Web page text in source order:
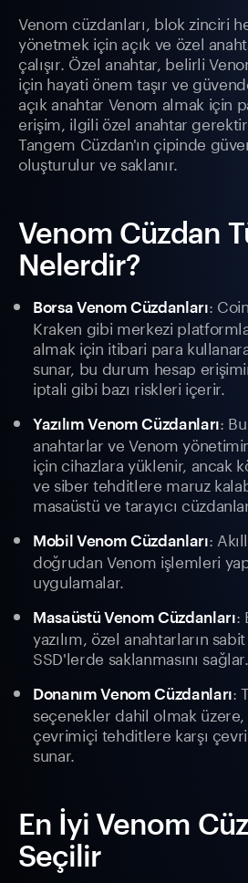
Venom cüzdanları, blok zinciri
yönetmek için açık ve özel
çalışır. Özel anahtar, belirli
için hayati önem taşır ve
açık anahtar Venom almak için
erişim, ilgili özel anahtar
Tangem Cüzdan'ın çipinde
oluşturulur ve saklanır.
Venom Cüzdan
Nelerdir?
Borsa Venom Cüzdanları:
Kraken gibi merkezi
almak için itibari para
sunar, bu durum hesap
iptali gibi bazı riskleri içerir.
Yazılım Venom Cüzdanları:
anahtarlar ve Venom
için cihazlara yüklenir, ancak
ve siber tehditlere maruz
masaüstü ve tarayıcı
Mobil Venom Cüzdanları:
doğrudan Venom işlemleri
uygulamalar.
Masaüstü Venom Cüzdanları:
yazılım, özel anahtarların
SSD'lerde saklanmasını sağlar.
Donanım Venom Cüzdanları:
seçenekler dahil olmak
çevrimiçi tehditlere karşı
sunar.
En İyi Venom
Seçilir